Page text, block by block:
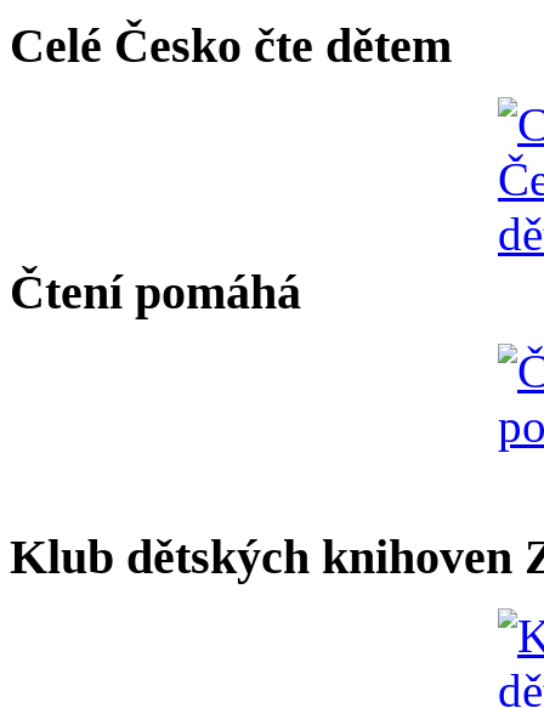
Celé Česko čte dětem
Čtení pomáhá
Klub dětských knihoven